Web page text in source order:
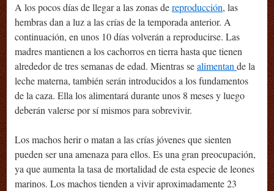
A los pocos días de llegar a las zonas dereproducción, las
hembras dan a luz a las crías de la temporada anterior. A
continuación, en unos 10 días volverán a reproducirse. Las
madres mantienen a los cachorros en tierra hasta que tienen
alrededor de tres semanas de edad. Mientras sealimentande la
leche materna, también serán introducidos a los fundamentos
de la caza. Ella los alimentará durante unos 8 meses y luego
deberán valerse por sí mismos para sobrevivir.
Los machos herir o matan a las crías jóvenes que sienten
pueden ser una amenaza para ellos. Es una gran preocupación,
ya que aumenta la tasa de mortalidad de esta especie de leones
marinos. Los machos tienden a vivir aproximadamente 23